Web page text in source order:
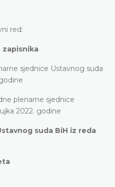
red:
sjednice Ustavnog suda
plenarne sjednice
2022. godine
suda BiH iz reda